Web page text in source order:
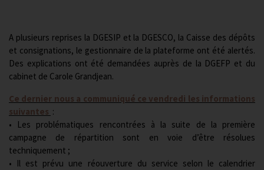
A plusieurs reprises la DGESIP et la DGESCO, la Caisse des dépôts
et consignations, le gestionnaire de la plateforme ont été alertés.
Des explications ont été demandées auprès de la DGEFP et du
cabinet de Carole Grandjean.
Ce dernier nous a communiqué ce vendredi les informations
suivantes :
• Les problématiques rencontrées à la suite de la première
campagne de répartition sont en voie d’être résolues
techniquement ;
• Il est prévu une réouverture du service selon le calendrier